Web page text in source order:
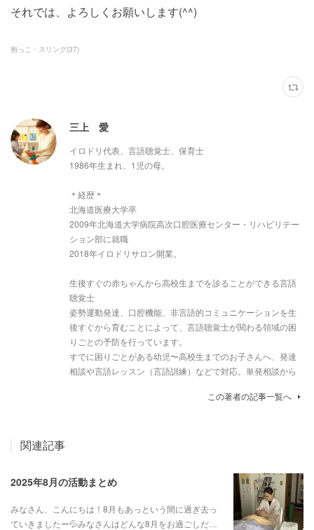
それでは、よろしくお願いします(^^)
抱っこ・スリング(37)
三上 愛
イロドリ代表、言語聴覚士、保育士
1986年生まれ、1児の母。
＊経歴＊
北海道医療大学卒
2009年北海道大学病院高次口腔医療センター・リハビリテー
ション部に就職
2018年イロドリサロン開業。
生後すぐの赤ちゃんから高校生までを診ることができる言語
聴覚士
姿勢運動発達、口腔機能、非言語的コミュニケーションを生
後すぐから育むことによって、言語聴覚士が関わる領域の困
りごとの予防を行っています。
すでに困りごとがある幼児〜高校生までのお子さんへ、発達
相談や言語レッスン（言語訓練）などで対応。単発相談から
この著者の記事一覧へ
関連記事
2025年8月の活動まとめ
みなさん、こんにちは！8月もあっという間に過ぎ去っ
ていきましたー💦みなさんはどんな8月をお過ごしだ…